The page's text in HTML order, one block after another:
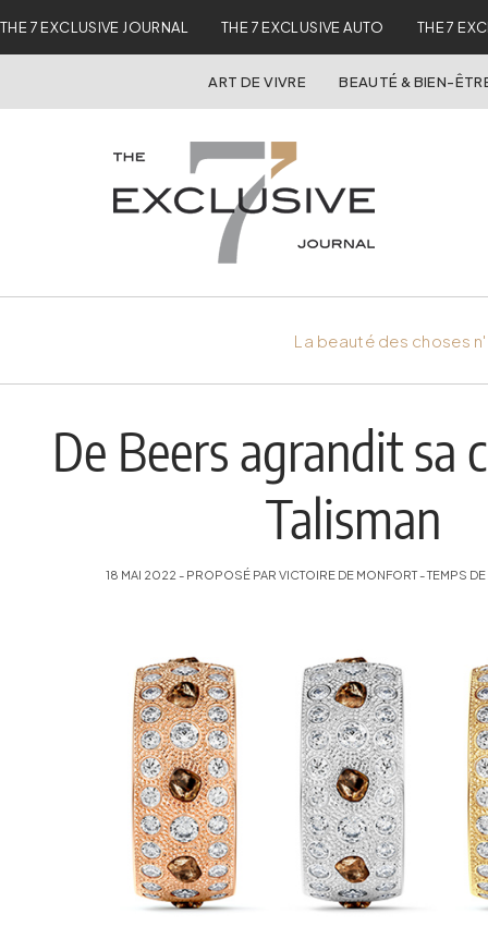
THE 7 EXCLUSIVE JOURNAL THE 7 EXCLUSIVE AUTO THE 7
ART DE VIVRE BEAUTÉ & BIEN-
La beauté des choses
De Beers agrandit sa
Talisman
18 MAI 2022 - PROPOSÉ PAR VICTOIRE DE MONFORT - TEMPS DE